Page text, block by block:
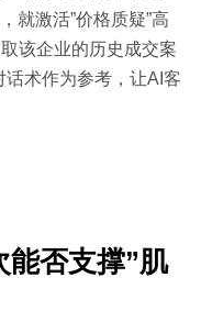
就激活”价格质疑”高
该企业的历史成交案
术作为参考，让AI客
能否支撑”肌